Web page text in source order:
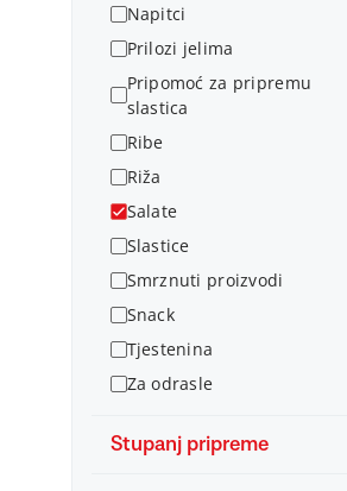
Napitci
Prilozi jelima
Pripomoć za pripremu
slastica
Ribe
Riža
Salate
Slastice
Smrznuti proizvodi
Snack
Tjestenina
Za odrasle
Stupanj pripreme